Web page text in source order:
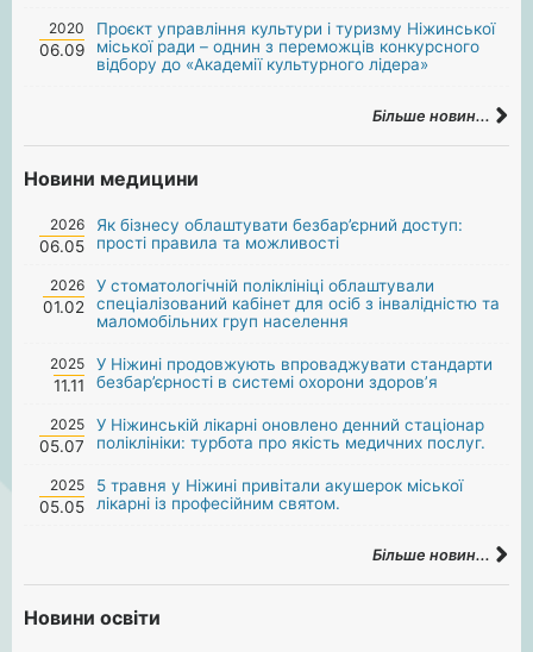
2020
06.09
Проєкт управління культури і туризму Ніжинської
міської ради – однин з переможців конкурсного
відбору до «Академії культурного лідера»
Більше новин...
Новини медицини
2026
06.05
Як бізнесу облаштувати безбар’єрний доступ:
прості правила та можливості
2026
01.02
У стоматологічній поліклініці облаштували
спеціалізований кабінет для осіб з інвалідністю та
маломобільних груп населення
2025
11.11
У Ніжині продовжують впроваджувати стандарти
безбар’єрності в системі охорони здоров’я
2025
05.07
У Ніжинській лікарні оновлено денний стаціонар
поліклініки: турбота про якість медичних послуг.
2025
05.05
5 травня у Ніжині привітали акушерок міської
лікарні із професійним святом.
Більше новин...
Новини освіти